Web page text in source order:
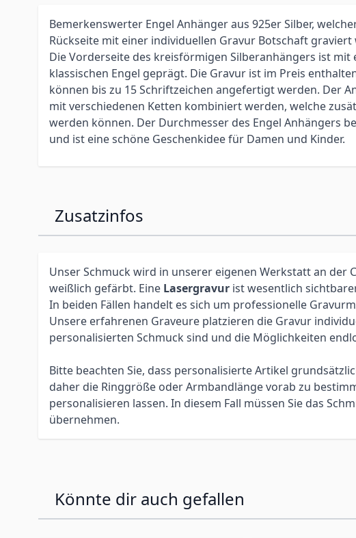
Bemerkenswerter Engel Anhänger aus 925er Silber,
Rückseite mit einer individuellen Gravur Botschaft graviert
Die Vorderseite des kreisförmigen Silberanhängers ist mit
klassischen Engel geprägt. Die Gravur ist im Preis
können bis zu 15 Schriftzeichen angefertigt werden. Der
mit verschiedenen Ketten kombiniert werden, welche
werden können. Der Durchmesser des Engel Anhängers
und ist eine schöne Geschenkidee für Damen und Kinder.
Zusatzinfos
Unser Schmuck wird in unserer eigenen Werkstatt an
weißlich gefärbt. Eine Lasergravur ist wesentlich
In beiden Fällen handelt es sich um professionelle
Unsere erfahrenen Graveure platzieren die Gravur
personalisierten Schmuck sind und die Möglichkeiten
Bitte beachten Sie, dass personalisierte Artikel
daher die Ringgröße oder Armbandlänge vorab zu
personalisieren lassen. In diesem Fall müssen Sie das
übernehmen.
Könnte dir auch gefallen